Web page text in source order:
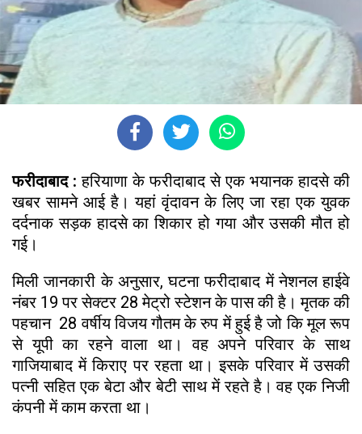
फरीदाबाद :हरियाणा के फरीदाबाद से एक भयानक हादसे की
खबर सामने आई है। यहां वृंदावन के लिए जा रहा एक युवक
दर्दनाक सड़क हादसे का शिकार हो गया और उसकी मौत हो
गई।
मिली जानकारी के अनुसार, घटना फरीदाबाद में नेशनल हाईवे
नंबर 19 पर सेक्टर 28 मेट्रो स्टेशन के पास की है। मृतक की
पहचान 28 वर्षीय विजय गौतम के रुप में हुई है जो कि मूल रूप
से यूपी का रहने वाला था। वह अपने परिवार के साथ
गाजियाबाद में किराए पर रहता था। इसके परिवार में उसकी
पत्नी सहित एक बेटा और बेटी साथ में रहते है। वह एक निजी
कंपनी में काम करता था।